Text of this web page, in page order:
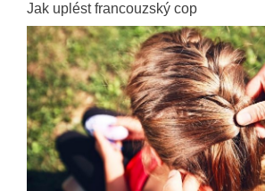
Jak uplést francouzský cop